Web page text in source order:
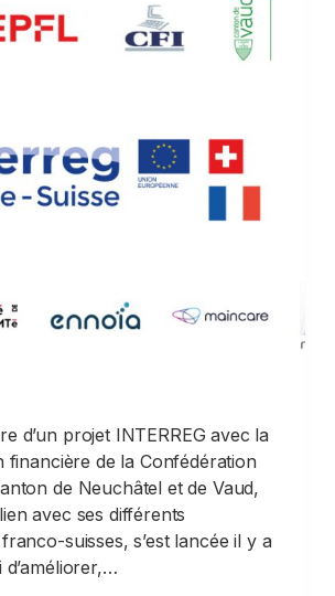
d’un projet INTERREG avec la
financière de la Confédération
de Neuchâtel et de Vaud,
avec ses différents
suisses, s’est lancée il y a
d’améliorer,…